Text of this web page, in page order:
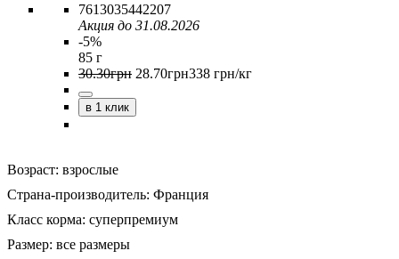
7613035442207
Акция до 31.08.2026
-5%
85 г
30.30грн 28.70грн338 грн/кг
в 1 клик
Возраст: взрослые
Страна-производитель: Франция
Класс корма: суперпремиум
Размер: все размеры